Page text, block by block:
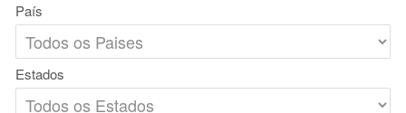
País
Estados